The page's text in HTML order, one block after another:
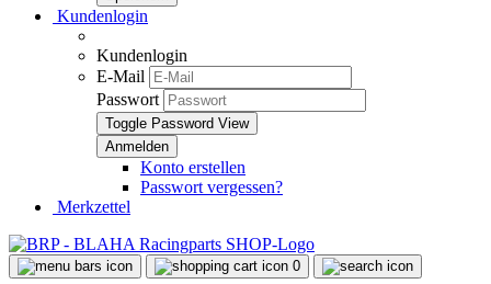
Kundenlogin
Kundenlogin
E-Mail
Passwort
Toggle Password View
Konto erstellen
Passwort vergessen?
Merkzettel
0